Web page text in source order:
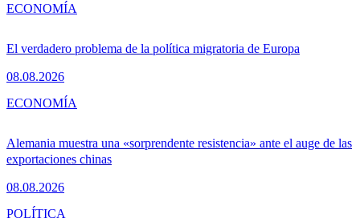
El verdadero problema de la política migratoria de Europa
08.08.2026
ECONOMÍA
Alemania muestra una «sorprendente resistencia» ante el auge de las
exportaciones chinas
08.08.2026
ECONOMÍA
POLÍTICA